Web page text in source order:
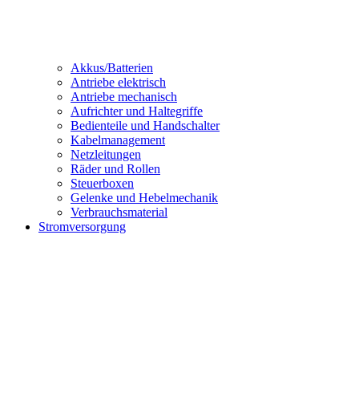
Akkus/Batterien
Antriebe elektrisch
Antriebe mechanisch
Aufrichter und Haltegriffe
Bedienteile und Handschalter
Kabelmanagement
Netzleitungen
Räder und Rollen
Steuerboxen
Gelenke und Hebelmechanik
Verbrauchsmaterial
Stromversorgung